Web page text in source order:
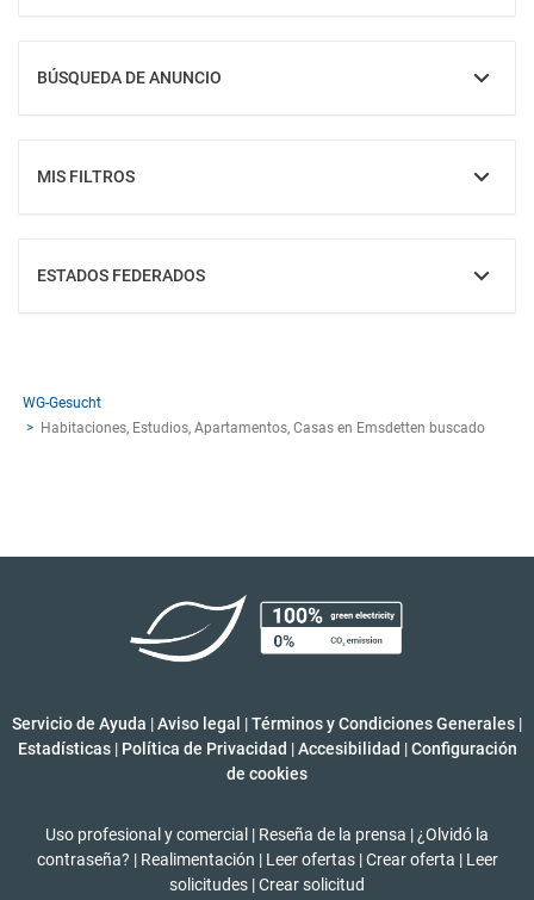
BÚSQUEDA DE ANUNCIO
MOSTRAR
MIS FILTROS
MOSTRAR
ESTADOS FEDERADOS
MOSTRAR
WG-Gesucht
Habitaciones, Estudios, Apartamentos, Casas en Emsdetten buscado
Servicio de Ayuda |Aviso legal |Términos y Condiciones Generales |
Estadísticas | Política de Privacidad | Accesibilidad | Configuración
de cookies
Uso profesional y comercial | Reseña de la prensa | ¿Olvidó la
contraseña? | Realimentación | Leer ofertas | Crear oferta | Leer
solicitudes |Crear solicitud